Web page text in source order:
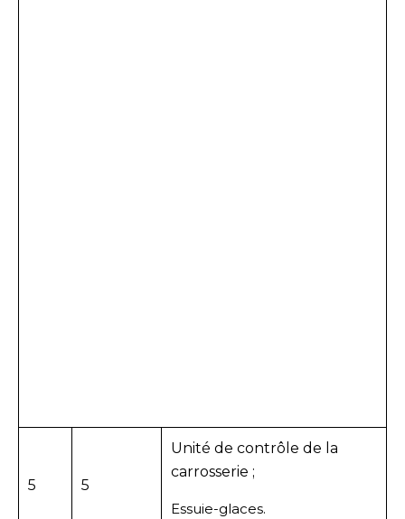
5 5
Unité de contrôle de la
carrosserie ;
Essuie-glaces.